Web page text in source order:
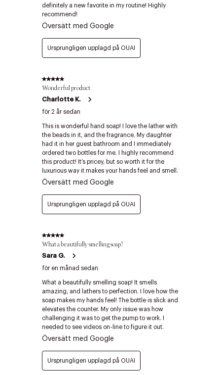
Edit cookies
Stäng